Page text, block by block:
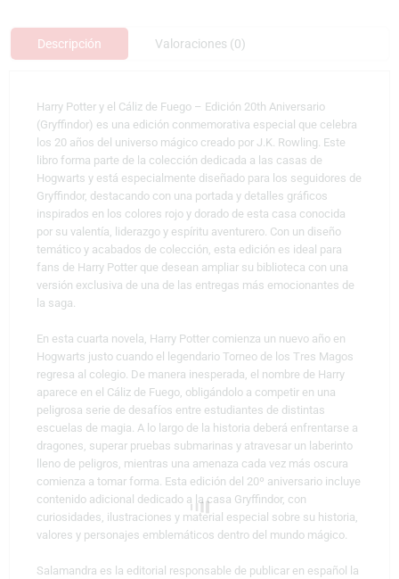
Descripción Valoraciones (0)
Harry Potter y el Cáliz de Fuego – Edición 20th Aniversario
(Gryffindor) es una edición conmemorativa especial que celebra
los 20 años del universo mágico creado por J.K. Rowling. Este
libro forma parte de la colección dedicada a las casas de
Hogwarts y está especialmente diseñado para los seguidores de
Gryffindor, destacando con una portada y detalles gráficos
inspirados en los colores rojo y dorado de esta casa conocida
por su valentía, liderazgo y espíritu aventurero. Con un diseño
temático y acabados de colección, esta edición es ideal para
fans de Harry Potter que desean ampliar su biblioteca con una
versión exclusiva de una de las entregas más emocionantes de
la saga.
En esta cuarta novela, Harry Potter comienza un nuevo año en
Hogwarts justo cuando el legendario Torneo de los Tres Magos
regresa al colegio. De manera inesperada, el nombre de Harry
aparece en el Cáliz de Fuego, obligándolo a competir en una
peligrosa serie de desafíos entre estudiantes de distintas
escuelas de magia. A lo largo de la historia deberá enfrentarse a
dragones, superar pruebas submarinas y atravesar un laberinto
lleno de peligros, mientras una amenaza cada vez más oscura
comienza a tomar forma. Esta edición del 20º aniversario incluye
contenido adicional dedicado a la casa Gryffindor, con
curiosidades, ilustraciones y material especial sobre su historia,
valores y personajes emblemáticos dentro del mundo mágico.
Salamandra es la editorial responsable de publicar en español la